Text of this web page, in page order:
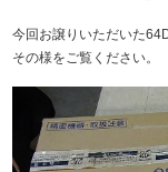
今回お譲りいただいた
その様をご覧ください。